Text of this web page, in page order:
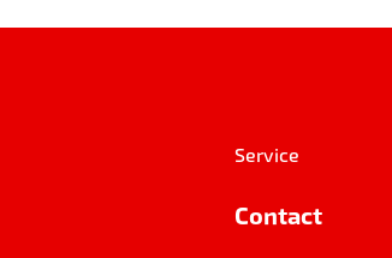
Service
Contact